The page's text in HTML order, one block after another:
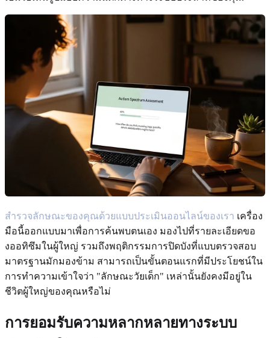
สำรวจลักษณะของคุณด้วยแบบประเมินออนไลน์ของเรา เครื่อง
มือนี้ออกแบบมาเพื่อการค้นพบตนเอง มองไปที่รายละเอียดขอ
งออทิซึมในผู้ใหญ่ รวมถึงพฤติกรรมการปิดบังที่แบบตรวจสอบ
มาตรฐานมักมองข้าม สามารถเป็นขั้นตอนแรกที่มีประโยชน์ใน
การทำความเข้าใจว่า "ลักษณะวัยเด็ก" เหล่านั้นยังคงมีอยู่ใน
ชีวิตผู้ใหญ่ของคุณหรือไม่
การยอมรับความหลากหลายทางระบบ